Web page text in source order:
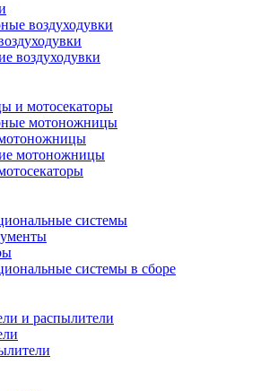
воздуходувки
воздуходувки
и мотосекаторы
мотоножницы
мотоножницы
системы
системы в сборе
и распылители